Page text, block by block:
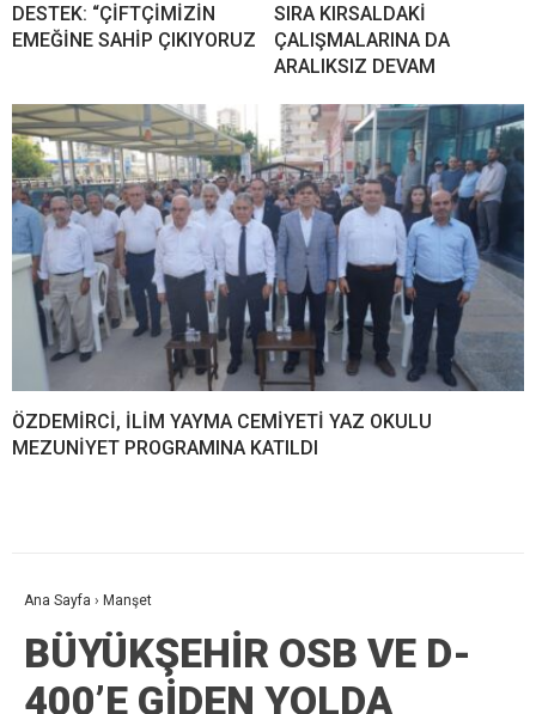
DESTEK: “ÇİFTÇİMİZİN
EMEĞİNE SAHİP ÇIKIYORUZ
SIRA KIRSALDAKİ
ÇALIŞMALARINA DA
ARALIKSIZ DEVAM
ÖZDEMİRCİ, İLİM YAYMA CEMİYETİ YAZ OKULU
MEZUNİYET PROGRAMINA KATILDI
Ana Sayfa › Manşet
BÜYÜKŞEHİR OSB VE D-
400’E GİDEN YOLDA